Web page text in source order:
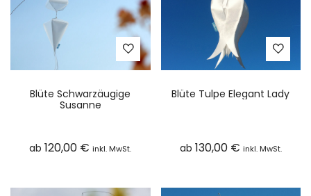
Blüte Schwarzäugige
Susanne
ab120,00 € inkl. MwSt.
Blüte Tulpe Elegant Lady
ab 130,00 € inkl. MwSt.